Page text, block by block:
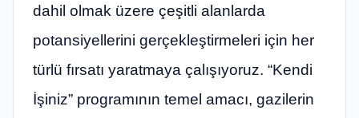
dahil olmak üzere çeşitli alanlarda
potansiyellerini gerçekleştirmeleri için her
türlü fırsatı yaratmaya çalışıyoruz. “Kendi
İşiniz” programının temel amacı, gazilerin